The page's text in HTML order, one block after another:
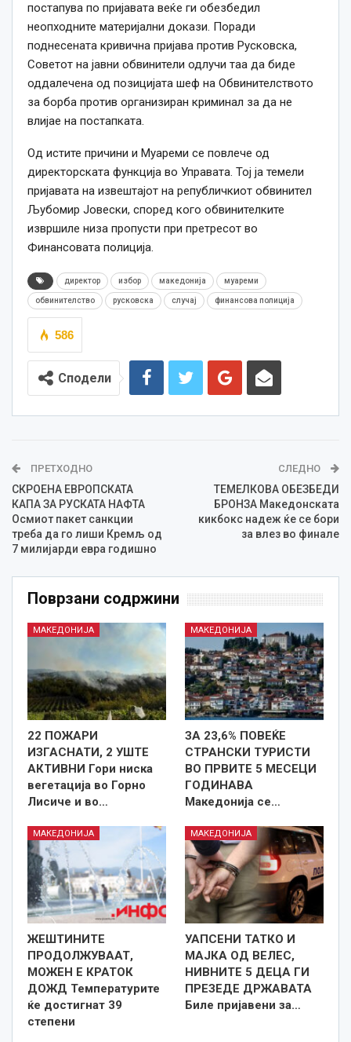
постапува по пријавата веќе ги обезбедил
неопходните материјални докази. Поради
поднесената кривична пријава против Русковска,
Советот на јавни обвинители одлучи таа да биде
оддалечена од позицијата шеф на Обвинителството
за борба против организиран криминал за да не
влијае на постапката.
Од истите причини и Муареми се повлече од
директорската функција во Управата. Тој ја темели
пријавата на извештајот на републичкиот обвинител
Љубомир Јовески, според кого обвинителките
извршиле низа пропусти при претресот во
Финансовата полиција.
директор избор македонија муареми
обвинителство русковска случај финансова полиција
586
Сподели
ПРЕТХОДНО
СКРОЕНА ЕВРОПСКАТА
КАПА ЗА РУСКАТА НАФТА
Осмиот пакет санкции
треба да го лиши Кремљ од
7 милијарди евра годишно
СЛЕДНО
ТЕМЕЛКОВА ОБЕЗБЕДИ
БРОНЗА Македонската
кикбокс надеж ќе се бори
за влез во финале
Поврзани содржини
МАКЕДОНИЈА
22 ПОЖАРИ
ИЗГАСНАТИ, 2 УШТЕ
АКТИВНИ Гори ниска
вегетација во Горно
Лисиче и во…
МАКЕДОНИЈА
ЗА 23,6% ПОВЕЌЕ
СТРАНСКИ ТУРИСТИ
ВО ПРВИТЕ 5 МЕСЕЦИ
ГОДИНАВА
Македонија се…
МАКЕДОНИЈА
ЖЕШТИНИТЕ
ПРОДОЛЖУВААТ,
МОЖЕН Е КРАТОК
ДОЖД Температурите
ќе достигнат 39
степени
МАКЕДОНИЈА
УАПСЕНИ ТАТКО И
МАЈКА ОД ВЕЛЕС,
НИВНИТЕ 5 ДЕЦА ГИ
ПРЕЗЕДЕ ДРЖАВАТА
Биле пријавени за…